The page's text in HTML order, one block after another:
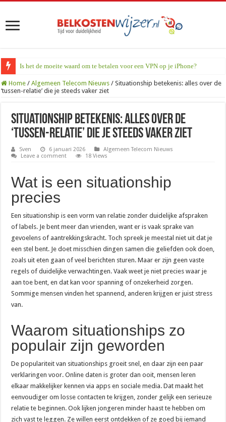
Is het de moeite waard om te betalen voor een VPN op je iPhone?
Home / Algemeen Telecom Nieuws / Situationship betekenis: alles over de
‘tussen-relatie’ die je steeds vaker ziet
Situationship betekenis: alles over de
‘tussen-relatie’ die je steeds vaker ziet
Sven 6 januari 2026
Algemeen Telecom Nieuws
Leave a comment
18 Views
Wat is een situationship
precies
Een situationship is een vorm van relatie zonder duidelijke afspraken
of labels. Je bent meer dan vrienden, want er is vaak sprake van
gevoelens of aantrekkingskracht. Toch spreek je meestal niet uit dat je
een stel bent. Je doet misschien dingen samen die geliefden ook doen,
zoals uit eten gaan of veel berichten sturen. Maar er zijn geen vaste
regels of duidelijke verwachtingen. Vaak weet je niet precies waar je
aan toe bent, en dat kan voor spanning of onzekerheid zorgen.
Sommige mensen vinden het spannend, anderen krijgen er juist stress
van.
Waarom situationships zo
populair zijn geworden
De populariteit van situationships groeit snel, en daar zijn een paar
verklaringen voor. Online daten is groter dan ooit, mensen leren
elkaar makkelijker kennen via apps en sociale media. Dat maakt het
eenvoudiger om losse contacten te krijgen, zonder gelijk een serieuze
relatie te beginnen. Ook lijken jongeren minder haast te hebben om
zich vast te leggen. Ze willen eerst ontdekken of ze goed bij iemand